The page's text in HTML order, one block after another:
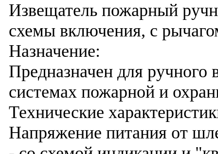
Извещатель пожарный
схемы включения, с
Назначение:
Предназначен для ручного
системах пожарной и
Технические
Напряжение питания от